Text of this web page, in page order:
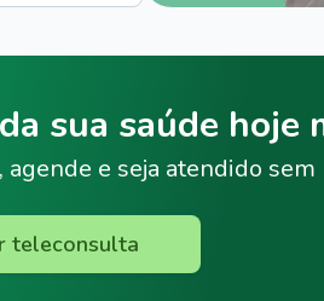
sua saúde hoje
e seja atendido sem
teleconsulta